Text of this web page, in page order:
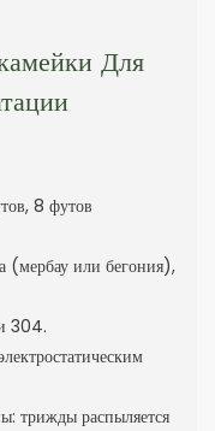
Для
8 футов
(мербау или бегония),
304.
трижды распыляется